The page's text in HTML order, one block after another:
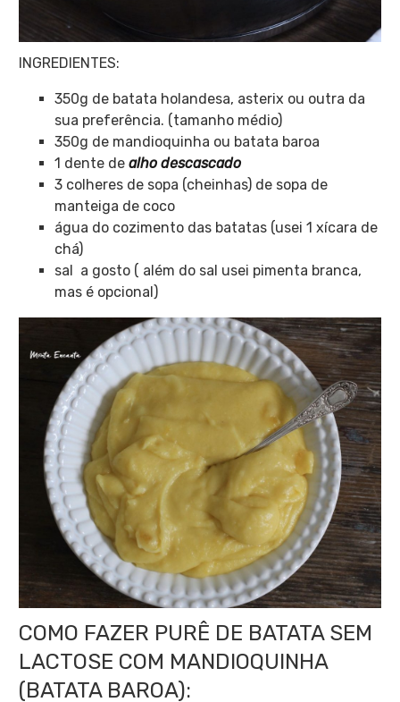
INGREDIENTES:
350g de batata holandesa, asterix ou outra da
sua preferência. (tamanho médio)
350g de mandioquinha ou batata baroa
1 dente de alho descascado
3 colheres de sopa (cheinhas) de sopa de
manteiga de coco
água do cozimento das batatas (usei 1 xícara de
chá)
sal a gosto ( além do sal usei pimenta branca,
mas é opcional)
COMO FAZER PURÊ DE BATATA SEM
LACTOSE COM MANDIOQUINHA
(BATATA BAROA):